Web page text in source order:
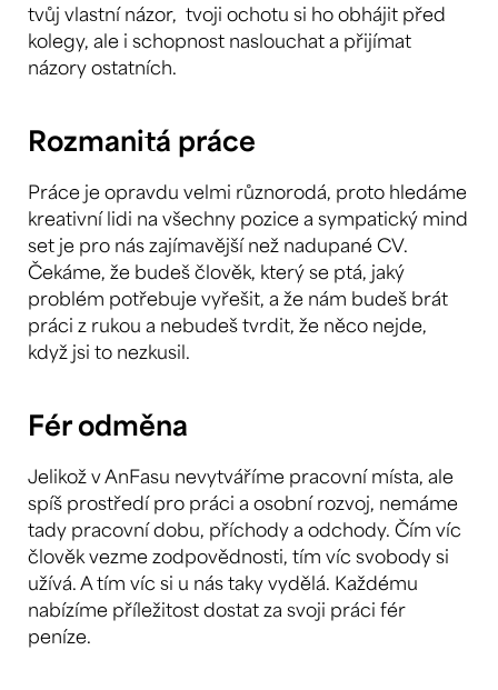
tvůj vlastní názor, tvoji ochotu si ho obhájit před
kolegy, ale i schopnost naslouchat a přijímat
názory ostatních.
Rozmanitá práce
Práce je opravdu velmi různorodá, proto hledáme
kreativní lidi na všechny pozice a sympatický mind
set je pro nás zajímavější než nadupané CV.
Čekáme, že budeš člověk, který se ptá, jaký
problém potřebuje vyřešit, a že nám budeš brát
práci z rukou a nebudeš tvrdit, že něco nejde,
když jsi to nezkusil.
Fér odměna
Jelikož v AnFasu nevytváříme pracovní místa, ale
spíš prostředí pro práci a osobní rozvoj, nemáme
tady pracovní dobu, příchody a odchody. Čím víc
člověk vezme zodpovědnosti, tím víc svobody si
užívá. A tím víc si u nás taky vydělá. Každému
nabízíme příležitost dostat za svoji práci fér
peníze.